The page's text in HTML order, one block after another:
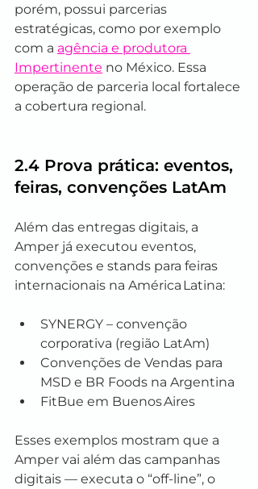
porém, possui parcerias
estratégicas, como por exemplo
com a agência e produtora
Impertinente no México. Essa
operação de parceria local fortalece
a cobertura regional.
2.4 Prova prática: eventos,
feiras, convenções LatAm
Além das entregas digitais, a
Amper já executou eventos,
convenções e stands para feiras
internacionais na América Latina:
SYNERGY – convenção
corporativa (região LatAm)
Convenções de Vendas para
MSD e BR Foods na Argentina
FitBue em Buenos Aires
Esses exemplos mostram que a
Amper vai além das campanhas
digitais — executa o “off‑line”, o